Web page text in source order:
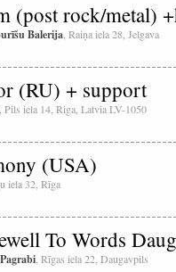
(post rock/metal)
Balerija , Raiņa iela 28, Jelgava
(RU) + support
, Pils iela 14, Riga, Latvia LV-1050
(USA)
iela 32, Rīga
To Words
, Rīgas iela 22, Daugavpils